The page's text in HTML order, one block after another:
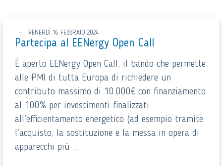
VENERDÌ 16 FEBBRAIO 2024
Partecipa al EENergy Open Call
È aperto EENergy Open Call, il bando che permette
alle PMI di tutta Europa di richiedere un
contributo massimo di 10.000€ con finanziamento
al 100% per investimenti finalizzati
all’efficientamento energetico (ad esempio tramite
l’acquisto, la sostituzione e la messa in opera di
apparecchi più ...